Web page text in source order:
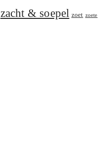
zacht & soepel zoet zoete